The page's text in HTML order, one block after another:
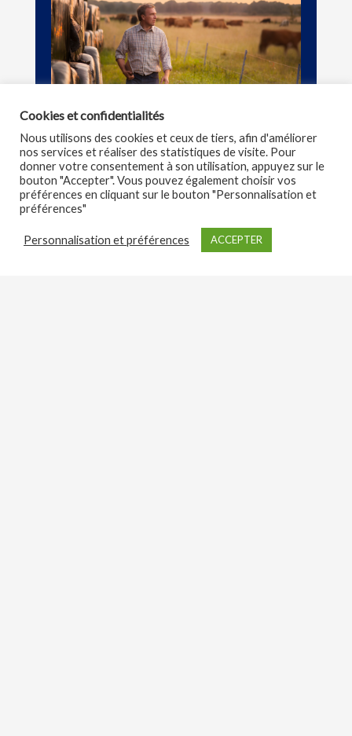
Cookies et confidentialités
Nous utilisons des cookies et ceux de tiers, afin d'améliorer
nos services et réaliser des statistiques de visite. Pour
donner votre consentement à son utilisation, appuyez sur le
bouton "Accepter". Vous pouvez également choisir vos
préférences en cliquant sur le bouton "Personnalisation et
préférences"
Personnalisation et préférences ACCEPTER